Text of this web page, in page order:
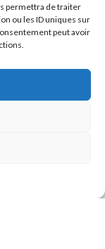
permettra de traiter
ou les ID uniques sur
peut avoir
site.